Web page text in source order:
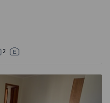
2
Mem Martins -